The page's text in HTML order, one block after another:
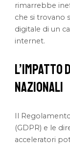
rimarrebbe
che si trovano
digitale di un
internet.
L’Impatto
Nazionali
Il
(GDPR) e le
acceleratori